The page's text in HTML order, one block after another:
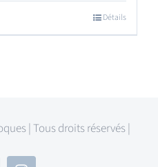
Détails
| Tous droits réservés |